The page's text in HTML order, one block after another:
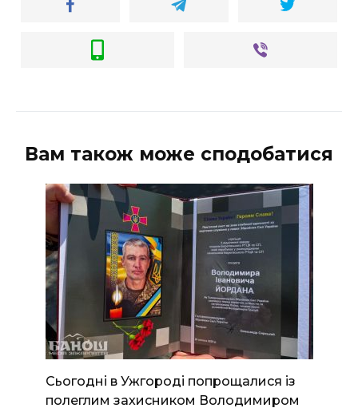
Вам також може сподобатися
Сьогодні в Ужгороді попрощалися із
полеглим захисником Володимиром